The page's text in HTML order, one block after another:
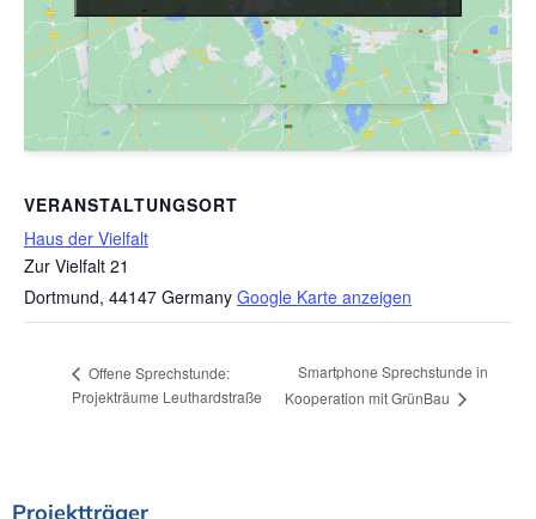
VERANSTALTUNGSORT
Haus der Vielfalt
Zur Vielfalt 21
Dortmund, 44147 Germany Google Karte anzeigen
Offene Sprechstunde:
Projekträume Leuthardstraße
Smartphone Sprechstunde in
Kooperation mit GrünBau
Projektträger